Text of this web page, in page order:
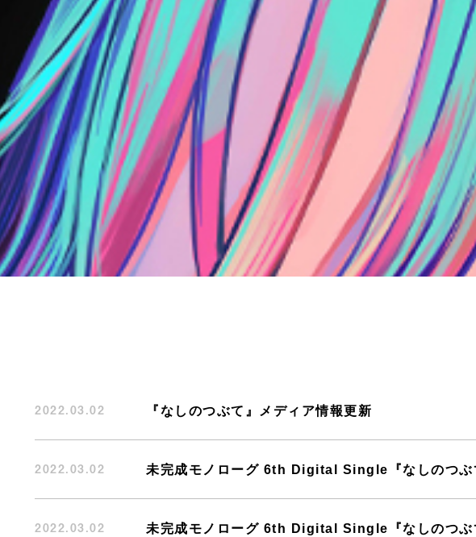
2022.03.02 『なしのつぶて』メディア情報更新
2022.03.02 未完成モノローグ 6th Digital Single『なしのつぶ
2022.03.02 未完成モノローグ 6th Digital Single『なしのつ